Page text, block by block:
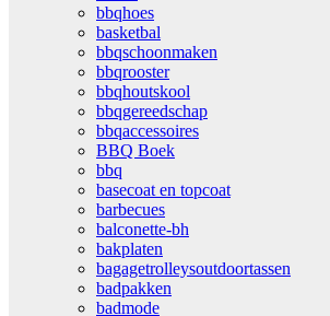
bbqhoes
basketbal
bbqschoonmaken
bbqrooster
bbqhoutskool
bbqgereedschap
bbqaccessoires
BBQ Boek
bbq
basecoat en topcoat
barbecues
balconette-bh
bakplaten
bagagetrolleysoutdoortassen
badpakken
badmode